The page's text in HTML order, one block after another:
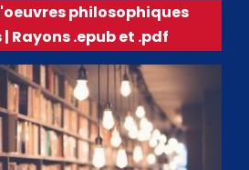
philosophiques
Rayons .epub et .pdf